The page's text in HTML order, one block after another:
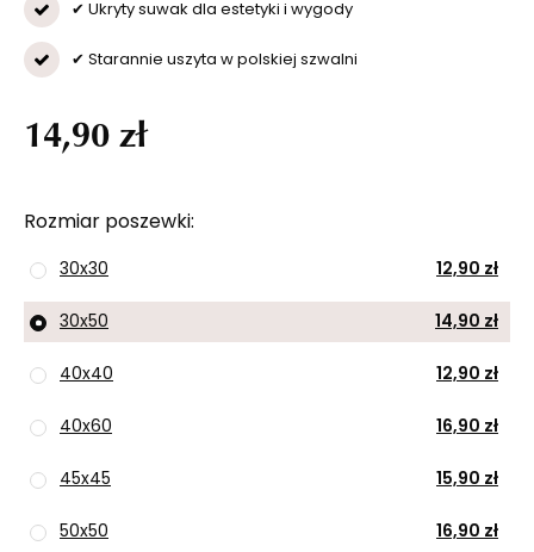
✔ Ukryty suwak dla estetyki i wygody
✔ Starannie uszyta w polskiej szwalni
Rozmiar poszewki
30x30 12,90 zł
30x50 14,90 zł
40x40 12,90 zł
40x60 16,90 zł
45x45 15,90 zł
50x50 16,90 zł
14,90 zł